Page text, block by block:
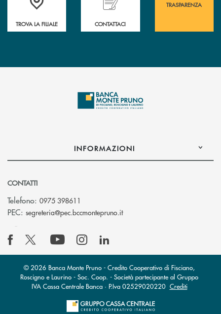
TROVA LA FILIALE CONTATTACI
TRASPARENZA
INFORMAZIONI
CONTATTI
Telefono: 0975 398611
PEC: segreteria@pec.bccmontepruno.it(si apre l’app di posta
© 2026 Banca Monte Pruno - Credito Cooperativo di Fisciano,
Roscigno e Laurino - Soc. Coop. - Società partecipante al Gruppo
IVA Cassa Centrale Banca · P.Iva 02529020220 Crediti